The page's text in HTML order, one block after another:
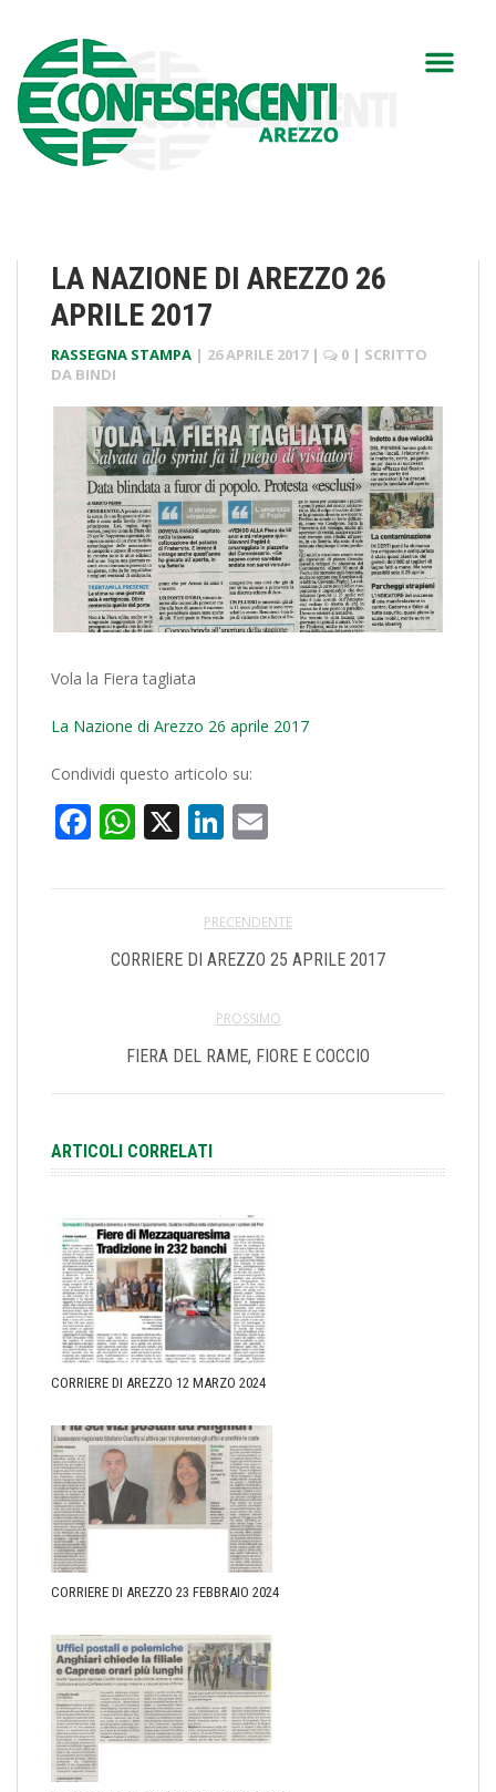
LA NAZIONE DI AREZZO 26
APRILE 2017
RASSEGNA STAMPA | 26 APRILE 2017 | 0 | SCRITTO
DA BINDI
Vola la Fiera tagliata
La Nazione di Arezzo 26 aprile 2017
Condividi questo articolo su:
Facebook
WhatsApp
X LinkedIn
PRECENDENTE
CORRIERE DI AREZZO 25 APRILE 2017
PROSSIMO
FIERA DEL RAME, FIORE E COCCIO
ARTICOLI CORRELATI
CORRIERE DI AREZZO 12 MARZO 2024
CORRIERE DI AREZZO 23 FEBBRAIO 2024